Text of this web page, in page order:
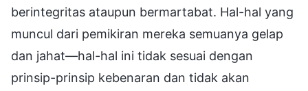
berintegritas ataupun bermartabat. Hal-hal yang
muncul dari pemikiran mereka semuanya gelap
dan jahat—hal-hal ini tidak sesuai dengan
prinsip-prinsip kebenaran dan tidak akan